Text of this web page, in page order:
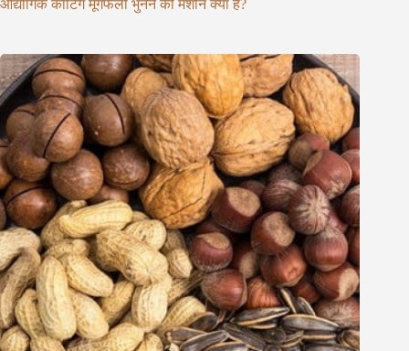
औद्योगिक कोटिंग मूंगफली भुनने की मशीन क्या है?